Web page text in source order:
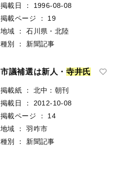
掲載日
：
1996-08-08
掲載ページ
：
19
地域
：
石川県・北陸
種別
： 新聞記事
市議補選は新人・寺井氏
掲載紙 ：
北中：朝刊
掲載日
：
2012-10-08
掲載ページ
：
14
地域
：
羽咋市
種別
： 新聞記事